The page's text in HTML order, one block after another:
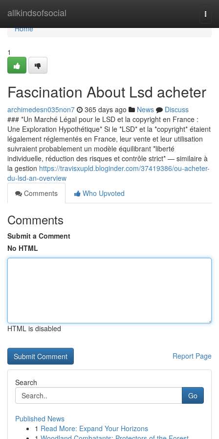
allkindsofsocial
Home
Home
1
Fascination About Lsd acheter
archimedesn035non7 365 days ago News
Discuss
### *Un Marché Légal pour le LSD et la copyright en France :
Une Exploration Hypothétique* Si le *LSD* et la *copyright* étaient
légalement réglementés en France, leur vente et leur utilisation
suivraient probablement un modèle équilibrant *liberté
individuelle, réduction des risques et contrôle strict* — similaire à
la gestion https://travisxupld.bloginder.com/37419386/ou-acheter-
du-lsd-an-overview
Comments
Who Upvoted
Comments
Submit a Comment
No HTML
HTML is disabled
Report Page
Search
Go
Published News
1 Read More: Expand Your Horizons